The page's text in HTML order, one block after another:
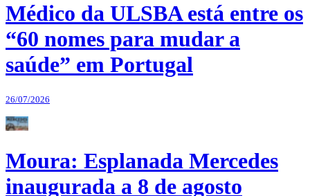
Médico da ULSBA está entre os
“60 nomes para mudar a
saúde” em Portugal
26/07/2026
Moura: Esplanada Mercedes
inaugurada a 8 de agosto